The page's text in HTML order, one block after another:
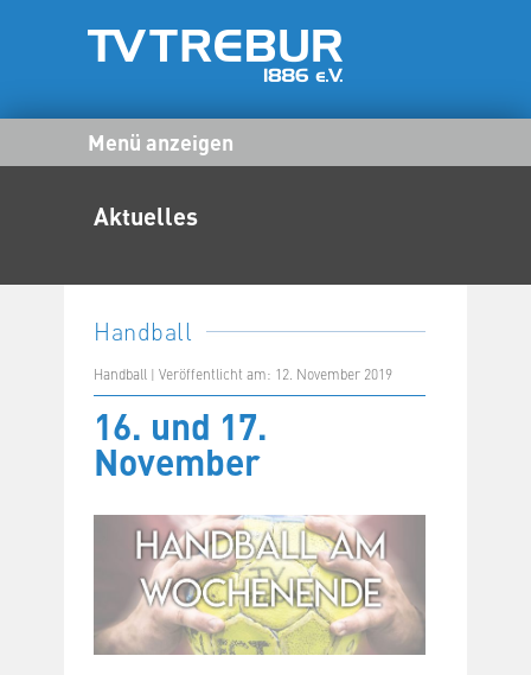
Menü anzeigen
Aktuelles
Handball
Handball | Veröffentlicht am: 12. November 2019
16. und 17.
November